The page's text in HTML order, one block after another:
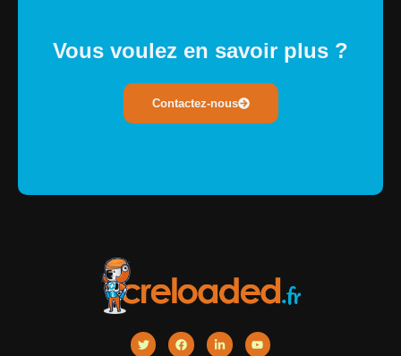
Vous voulez en savoir plus ?
Contactez-nous
T
w
F
a
L
i
Y
o